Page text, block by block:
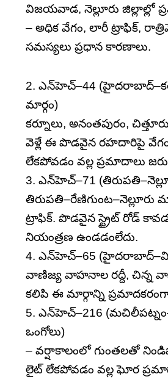
విజయవాడ, నెల్లూరు జిల్లాల్లో
– అధిక వేగం, లారీ ట్రాఫిక్,
సమస్యలు ప్రధాన కారణాలు.
2. ఎన్‌హెచ్‌–44
మార్గం)
కర్నూలు, అనంతపురం,
వెళ్లే ఈ పొడవైన రహదారిపై
లేకపోవడం వల్ల ప్రమాదాలు
3. ఎన్‌హెచ్‌–71
తిరుపతి–రేణిగుంట–నెల్లూరు
ట్రాఫిక్‌. పొడవైన స్ట్రైట్‌ రోడ్‌
నియంత్రణ ఉండడంలేదు.
4. ఎన్‌హెచ్‌–65
వాణిజ్య వాహనాల రద్దీ, చిన్న
కలిపి ఈ మార్గాన్ని
5. ఎన్‌హెచ్‌–216
ఒంగోలు)
– వర్షాకాలంలో గుంతలతో
లైట్‌ లేకపోవడం వల్ల ఘోర